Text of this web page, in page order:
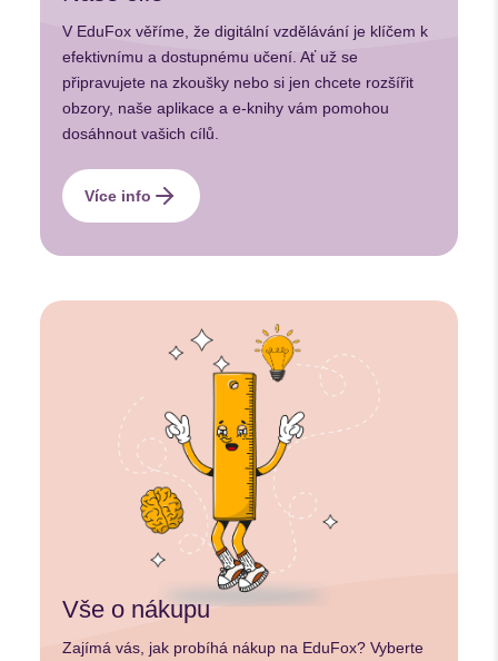
V EduFox věříme, že digitální vzdělávání je klíčem k
efektivnímu a dostupnému učení. Ať už se
připravujete na zkoušky nebo si jen chcete rozšířit
obzory, naše aplikace a e-knihy vám pomohou
dosáhnout vašich cílů.
Více info
Vše o nákupu
Zajímá vás, jak probíhá nákup na EduFox? Vyberte